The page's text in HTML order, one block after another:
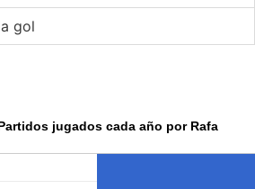
gol
jugados cada año por Rafa